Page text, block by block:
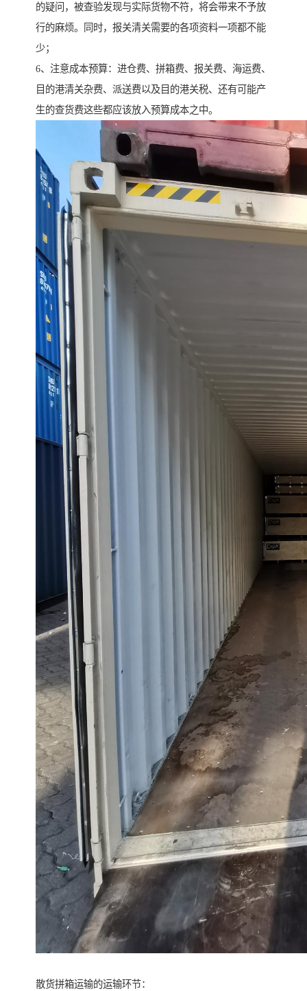
的疑问，被查验发现与实际货物不符，将会带来不予放
行的麻烦。同时，报关清关需要的各项资料一项都不能
少；
6、注意成本预算：进仓费、拼箱费、报关费、海运费、
目的港清关杂费、派送费以及目的港关税、还有可能产
生的查货费这些都应该放入预算成本之中。
散货拼箱运输的运输环节：